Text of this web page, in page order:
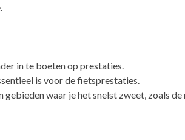
in te boeten op prestaties.
is voor de fietsprestaties.
waar je het snelst zweet, zoals de